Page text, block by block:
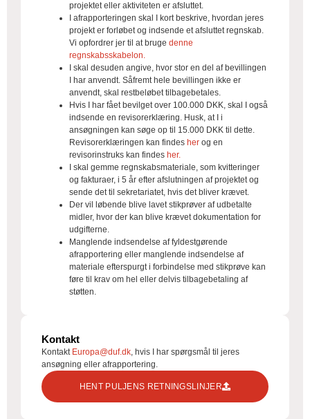
projektet eller aktiviteten er afsluttet.
I afrapporteringen skal I kort beskrive, hvordan jeres
projekt er forløbet og indsende et afsluttet regnskab.
Vi opfordrer jer til at bruge denne
regnskabsskabelon.
I skal desuden angive, hvor stor en del af bevillingen
I har anvendt. Såfremt hele bevillingen ikke er
anvendt, skal restbeløbet tilbagebetales.
Hvis I har fået bevilget over 100.000 DKK, skal I også
indsende en revisorerklæring. Husk, at I i
ansøgningen kan søge op til 15.000 DKK til dette.
Revisorerklæringen kan findes her og en
revisorinstruks kan findes her.
I skal gemme regnskabsmateriale, som kvitteringer
og fakturaer, i 5 år efter afslutningen af projektet og
sende det til sekretariatet, hvis det bliver krævet.
Der vil løbende blive lavet stikprøver af udbetalte
midler, hvor der kan blive krævet dokumentation for
udgifterne.
Manglende indsendelse af fyldestgørende
afrapportering eller manglende indsendelse af
materiale efterspurgt i forbindelse med stikprøve kan
føre til krav om hel eller delvis tilbagebetaling af
støtten.
Kontakt
Kontakt Europa@duf.dk, hvis I har spørgsmål til jeres
ansøgning eller afrapportering.
HENT PULJENS RETNINGSLINJER